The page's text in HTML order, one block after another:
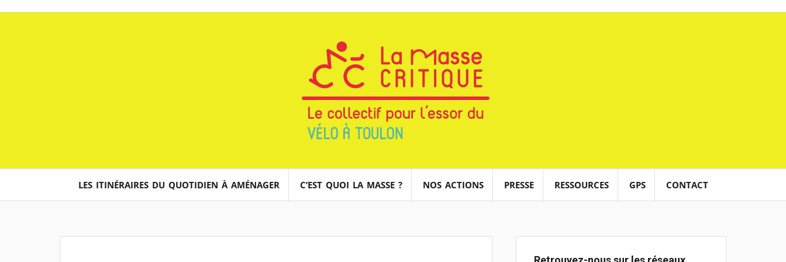
LES ITINÉRAIRES DU QUOTIDIEN À AMÉNAGER C’EST QUOI LA MASSE ? NOS ACTIONS PRESSE RESSOURCES GPS CONTACT